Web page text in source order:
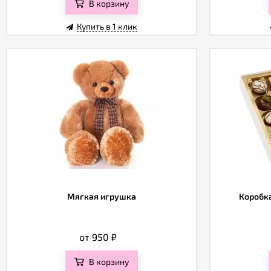
В корзину
Купить в 1 клик
Мягкая игрушка
от 950 ₽
В корзину